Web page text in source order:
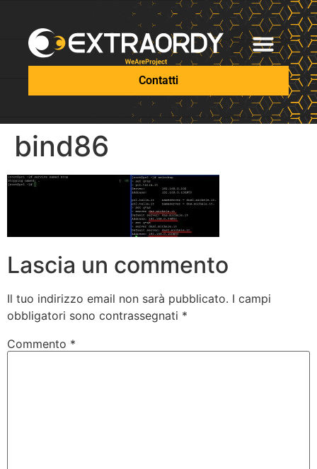
Contatti
bind86
Lascia un commento
Il tuo indirizzo email non sarà pubblicato. I campi
obbligatori sono contrassegnati *
Commento *